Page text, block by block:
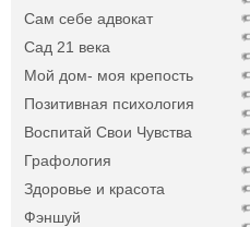
Сам себе адвокат
Сад 21 века
Мой дом- моя крепость
Позитивная психология
Воспитай Свои Чувства
Графология
Здоровье и красота
Фэншуй